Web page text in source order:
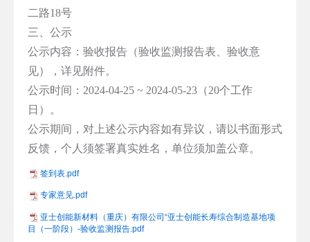
二路18号
三、公示
公示内容：验收报告（验收监测报告表、验收意
见），详见附件。
公示时间：2024-04-25 ~ 2024-05-23（20个工作
日）。
公示期间，对上述公示内容如有异议，请以书面形式
反馈，个人须签署真实姓名，单位须加盖公章。
签到表.pdf
专家意见.pdf
亚士创能新材料（重庆）有限公司“亚士创能长寿综合制造基地项
目（一阶段）-验收监测报告.pdf